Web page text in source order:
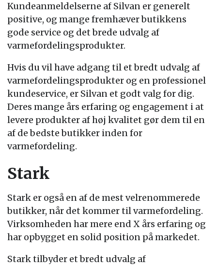
Kundeanmeldelserne af Silvan er generelt
positive, og mange fremhæver butikkens
gode service og det brede udvalg af
varmefordelingsprodukter.
Hvis du vil have adgang til et bredt udvalg af
varmefordelingsprodukter og en professionel
kundeservice, er Silvan et godt valg for dig.
Deres mange års erfaring og engagement i at
levere produkter af høj kvalitet gør dem til en
af de bedste butikker inden for
varmefordeling.
Stark
Stark er også en af de mest velrenommerede
butikker, når det kommer til varmefordeling.
Virksomheden har mere end X års erfaring og
har opbygget en solid position på markedet.
Stark tilbyder et bredt udvalg af